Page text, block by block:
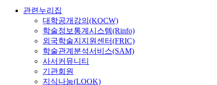
관련누리집
대학공개강의(KOCW)
학술정보통계시스템(Rinfo)
외국학술지지원센터(FRIC)
학술관계분석서비스(SAM)
사서커뮤니티
기관회원
지식나눔(LOOK)